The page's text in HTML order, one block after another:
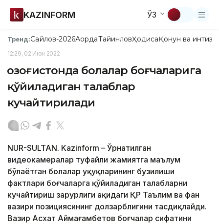
KAZINFORM ЎЗ
Тренд:Сайлов-2026АқордаТайинловҲодисаҚонун ва
12:29, 02 Июн 2022
Қозоғистонда болалар боғчаларига
қўйиладиган талаблар
кучайтирилади
NUR-SULTAN. Kazinform – Ўрнатилган
видеокамералар туфайли жамиятга маълум
бўлаётган болалар ҳуқуқларининг бузилиши
фактлари боғчаларга қўйиладиган талабларни
кучайтириш зарурлиги ҳақидаги ҚР Таълим ва фан
вазири позициясининг долзарблигини тасдиқлайди.
Вазир Асхат Аймағамбетов боғчалар сифатини